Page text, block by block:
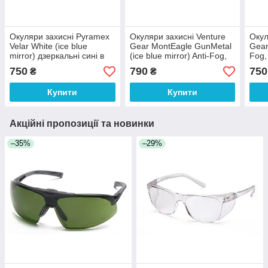
Окуляри захисні Pyramex
Velar White (ice blue
mirror) дзеркальні сині в
білій оправі
750 ₴
Купити
Окуляри захисні Venture
Gear MontEagle GunMetal
(ice blue mirror) Anti-Fog,
дзеркальні сині
790₴
Купити
Fog,
750
Акційні пропозиції та новинки
–35% –29%